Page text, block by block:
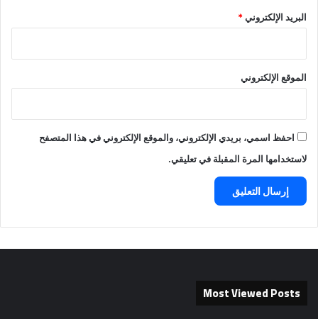
البريد الإلكتروني*
الموقع الإلكتروني
احفظ اسمي، بريدي الإلكتروني، والموقع الإلكتروني في هذا المتصفح
لاستخدامها المرة المقبلة في تعليقي.
Most Viewed Posts